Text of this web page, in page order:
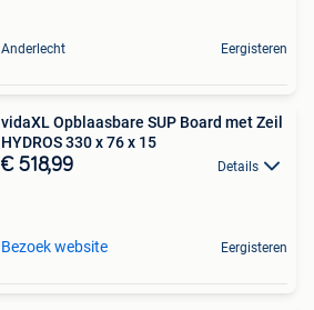
Anderlecht Eergisteren
vidaXL Opblaasbare SUP Board met Zeil
HYDROS 330 x 76 x 15
€ 518,99 Details
Bezoek website Eergisteren